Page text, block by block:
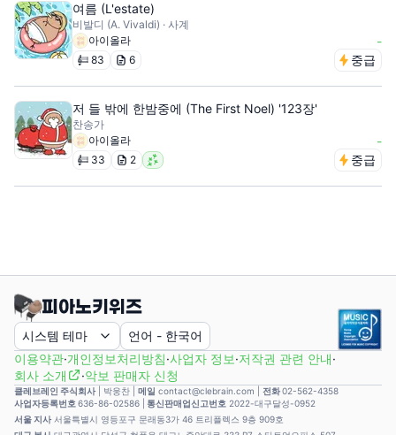
여름 (L'estate)
비발디 (A. Vivaldi) · 사계
아이올라
-
83 6 중급
저 들 밖에 한밤중에 (The First Noel) '123장'
찬송가
아이올라
-
33 2 중급
시스템 테마 언어 - 한국어
이용약관·개인정보처리방침·사업자 정보·저작권 관련 안내·
회사 소개
·악보 판매자 신청
클레브레인 주식회사| 박웅찬 메일 contact@clebrain.com | 전화02-562-4358
사업자등록번호 636-86-02586 | 통신판매업신고번호 2022-대구달성-0952
서울 지사 서울특별시 영등포구 문래동3가 46 트리플렉스 9층 909호